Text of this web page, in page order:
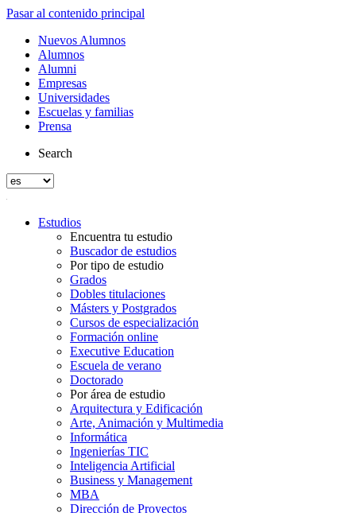
Pasar al contenido principal
Nuevos Alumnos
Alumnos
Alumni
Empresas
Universidades
Escuelas y familias
Prensa
Search
Estudios
Encuentra tu estudio
Buscador de estudios
Por tipo de estudio
Grados
Dobles titulaciones
Másters y Postgrados
Cursos de especialización
Formación online
Executive Education
Escuela de verano
Doctorado
Por área de estudio
Arquitectura y Edificación
Arte, Animación y Multimedia
Informática
Ingenierías TIC
Inteligencia Artificial
Business y Management
MBA
Dirección de Proyectos